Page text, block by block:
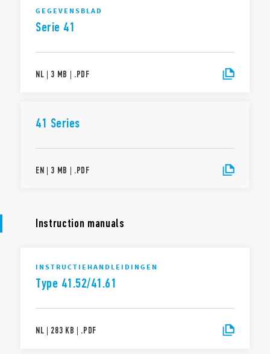
GEGEVENSBLAD
Serie 41
NL | 3 MB | .PDF
41 Series
EN | 3 MB | .PDF
Instruction manuals
INSTRUCTIEHANDLEIDINGEN
Type 41.52/41.61
NL | 283 KB | .PDF